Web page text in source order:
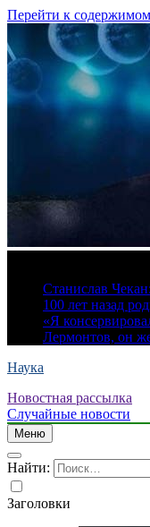
Перейти к
Станислав
100 лет назад
«Я
Лермонтов, он
Наука
Новостная рассылка
Случайные новости
Меню
Найти:
Заголовки